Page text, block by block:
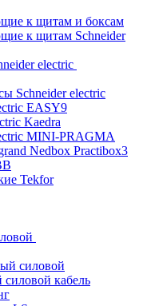
к щитам и боксам
к щитам Schneider
electric
Schneider electric
EASY9
Kaedra
MINI-PRAGMA
Nedbox Practibox3
Tekfor
силовой
кабель